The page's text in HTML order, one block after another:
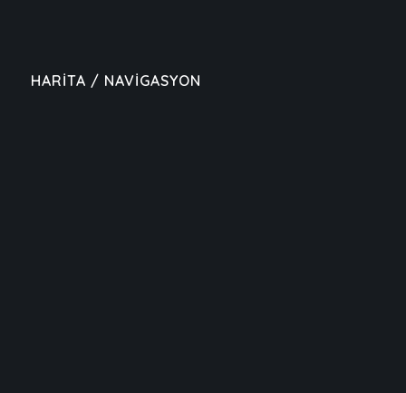
HARİTA / NAVİGASYON